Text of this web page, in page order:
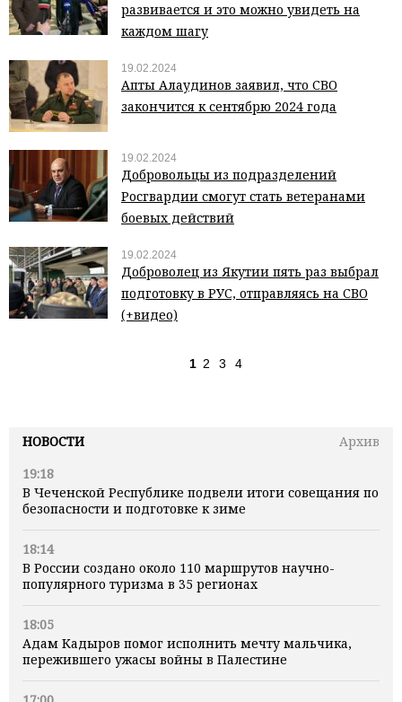
НОВОСТИ
Архив
19:18
В Чеченской Республике подвели итоги совещания по
безопасности и подготовке к зиме
18:14
В России создано около 110 маршрутов научно-
популярного туризма в 35 регионах
18:05
Адам Кадыров помог исполнить мечту мальчика,
пережившего ужасы войны в Палестине
развивается и это можно увидеть на
каждом шагу
19.02.2024
Апты Алаудинов заявил, что СВО
закончится к сентябрю 2024 года
19.02.2024
Добровольцы из подразделений
Росгвардии смогут стать ветеранами
боевых действий
19.02.2024
Доброволец из Якутии пять раз выбрал
подготовку в РУС, отправляясь на СВО
(+видео)
1 2 3 4